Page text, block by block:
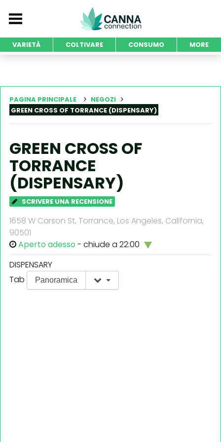
VARIETÀ COLTIVARE CONSUMO MORE
PAGINA PRINCIPALE
NEGOZI
GREEN CROSS OF TORRANCE (DISPENSARY)
GREEN CROSS OF
TORRANCE
(DISPENSARY)
SCRIVERE UNA RECENSIONE
1658 W Carson St, Torrance, Los Angeles, California,
90501
Aperto adesso - chiude a 22:00
DISPENSARY
Tab
Panoramica